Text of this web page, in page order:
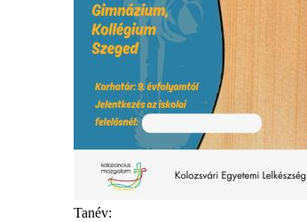
Tanév: